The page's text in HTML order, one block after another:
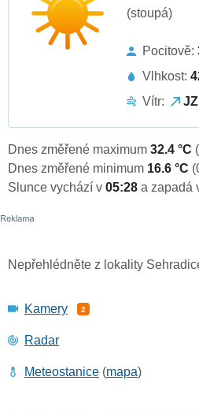
(stoupá)
Pocitově:
Vlhkost:
Vítr:
Dnes změřené maximum 32.4 °C
Dnes změřené minimum 16.6 °C
Slunce vychází v 05:28 a zapadá
Nepřehlédněte z lokality
Kamery 2
Radar
Meteostanice (mapa)